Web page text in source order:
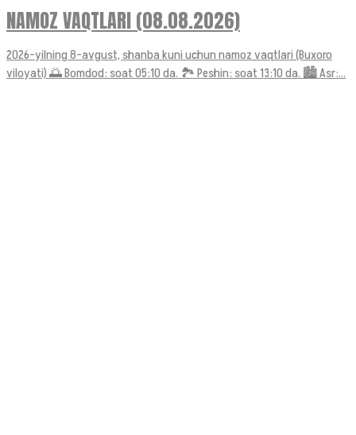
NAMOZ VAQTLARI (08.08.2026)
2026-yilning 8-avgust, shanba kuni uchun namoz vaqtlari (Buxoro
viloyati) 🌅 Bomdod: soat 05:10 da. 🏞 Peshin: soat 13:10 da. 🏙 Asr:...